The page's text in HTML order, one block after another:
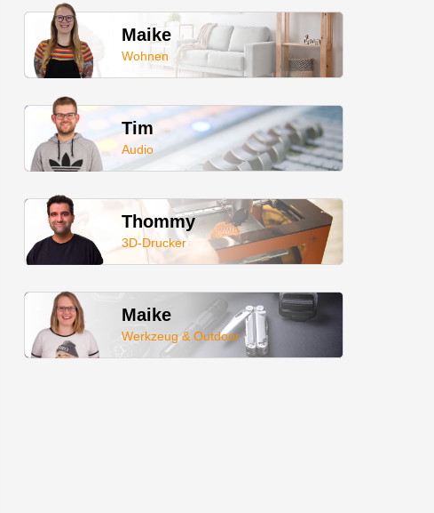
Maike
Wohnen
Tim
Audio
Thommy
3D-Drucker
Maike
Werkzeug & Outdoor